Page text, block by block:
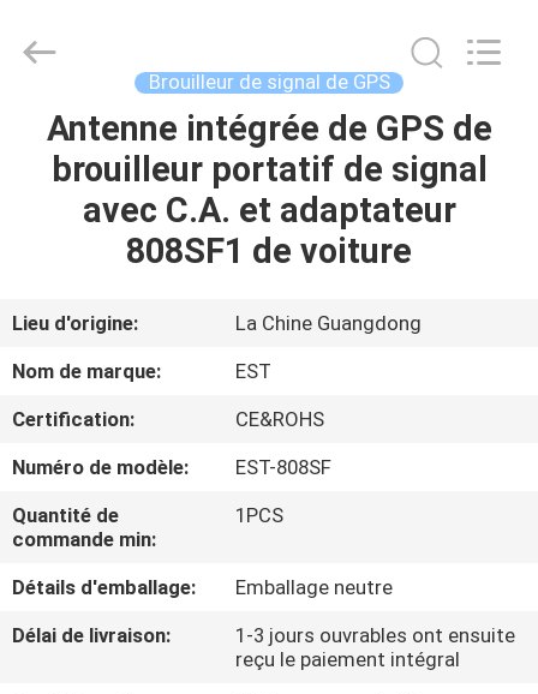
MAISON
PRODUITS
VIDÉOS
SUJET
DE
NOUS
VISITE
DE
EASTLONGE
ELECTRONICS(HK)
Reserved.
Brouilleur de signal de GPS
Antenne intégrée de GPS de
brouilleur portatif de signal
avec C.A. et adaptateur
808SF1 de voiture
Lieu d'origine:
La Chine Guangdong
Nom de marque:
EST
Certification:
CE&ROHS
Numéro de modèle:
EST-808SF
Quantité de
commande min:
1PCS
Détails d'emballage:
Emballage neutre
Délai de livraison:
1-3 jours ouvrables ont ensuite
reçu le paiement intégral